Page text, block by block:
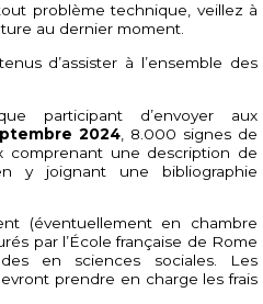
problème technique, veillez à
au dernier moment.
d’assister à l’ensemble des
participant d’envoyer aux
2024 , 8.000 signes de
comprenant une description de
y joignant une bibliographie
(éventuellement en chambre
par l’École française de Rome
en sciences sociales. Les
prendre en charge les frais